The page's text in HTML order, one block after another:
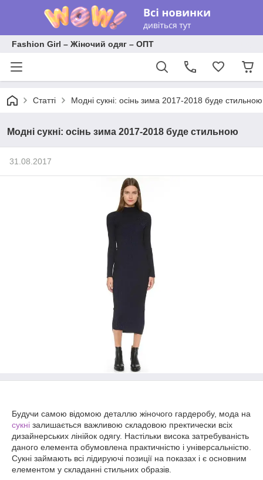
Fashion Girl – Жіночий одяг – ОПТ
Статті Модні сукні: осінь зима 2017-2018 буде стильною
Модні сукні: осінь зима 2017-2018 буде стильною
31.08.2017
Будучи самою відомою деталлю жіночого гардеробу, мода на
сукні залишається важливою складовою пректически всіх
дизайнерських лінійок одягу. Настільки висока затребуваність
даного елемента обумовлена практичністю і універсальністю.
Сукні займають всі лідируючі позиції на показах і є основним
елементом у складанні стильних образів.